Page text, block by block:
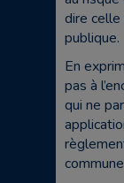
dire
publique.
En
pas à
qui ne